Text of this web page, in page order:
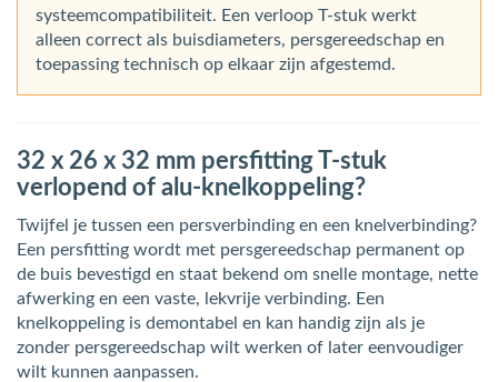
systeemcompatibiliteit. Een verloop T-stuk werkt
alleen correct als buisdiameters, persgereedschap en
toepassing technisch op elkaar zijn afgestemd.
32 x 26 x 32 mm persfitting T-stuk
verlopend of alu-knelkoppeling?
Twijfel je tussen een persverbinding en een knelverbinding?
Een persfitting wordt met persgereedschap permanent op
de buis bevestigd en staat bekend om snelle montage, nette
afwerking en een vaste, lekvrije verbinding. Een
knelkoppeling is demontabel en kan handig zijn als je
zonder persgereedschap wilt werken of later eenvoudiger
wilt kunnen aanpassen.